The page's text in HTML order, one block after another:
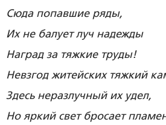
Сюда попавшие ряды,
Их не балует луч надежды
Наград за тяжкие труды!
Невзгод житейских тяжкий
Здесь неразлучный их удел,
Но яркий свет бросает